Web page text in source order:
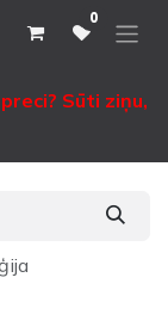
0
Sūti ziņu,